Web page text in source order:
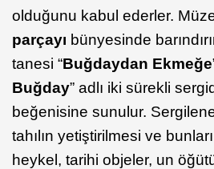
olduğunu kabul ederler.
parçayı bünyesinde
tanesi “Buğdaydan Ekmeğe
Buğday” adlı iki sürekli
beğenisine sunulur.
tahılın yetiştirilmesi ve
heykel, tarihi objeler, un